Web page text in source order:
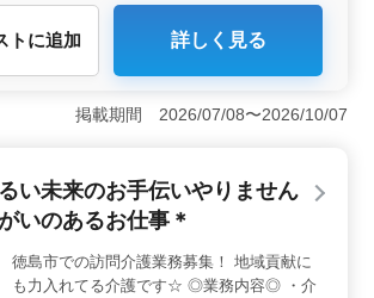
介護福祉士・介護スタッフ
ント
なシニア世代へのサポート＞ 即日勤務
的に募集し、シニア世代の方々がスムー
ようサポートしています。経験豊富な
を図り、安定したキャリアの構築を支援
＜訪問介護での働きやすさを追求＞
理解し、働きやすい環境作りに努めて
実費支給や車通勤可能な環境などスム
アピールポイントの充実＞ アピール
に提示し、安心して応募いただけるよう
ト に追加 詳しく見る
掲載期間 2026/07/08〜2026/10/07
い未来のお手伝いやりません
いのあるお仕事＊
徳島市での訪問介護業務募集！ 地域貢献に
も力入れてる介護です☆ ◎業務内容◎ ・介